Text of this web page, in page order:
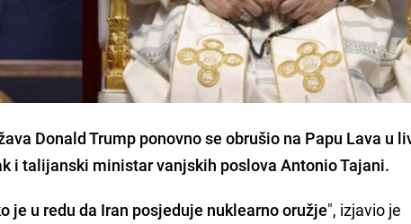
Donald Trump ponovno se obrušio na Papu Lava u
i talijanski ministar vanjskih poslova Antonio Tajani.
je u redu da Iran posjeduje nuklearno oružje", izjavio je